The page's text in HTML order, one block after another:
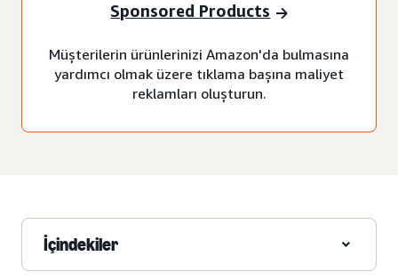
Sponsored Products
Müşterilerin ürünlerinizi Amazon'da bulmasına
yardımcı olmak üzere tıklama başına maliyet
reklamları oluşturun.
İçindekiler